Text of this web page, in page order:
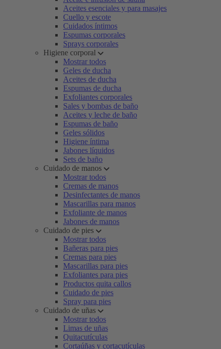
Aceites esenciales y para masajes
Cuello y escote
Cuidados íntimos
Espumas corporales
Sprays corporales
Higiene corporal
Mostrar todos
Geles de ducha
Aceites de ducha
Espumas de ducha
Exfoliantes corporales
Sales y bombas de baño
Aceites y leche de baño
Espumas de baño
Geles sólidos
Higiene íntima
Jabones líquidos
Sets de baño
Cuidado de manos
Mostrar todos
Cremas de manos
Desinfectantes de manos
Mascarillas para manos
Exfoliante de manos
Jabones de manos
Cuidado de pies
Mostrar todos
Bañeras para pies
Cremas para pies
Mascarillas para pies
Exfoliantes para pies
Productos quita callos
Cuidado de pies
Spray para pies
Cuidado de uñas
Mostrar todos
Limas de uñas
Quitacutículas
Cortaúñas y cortacutículas